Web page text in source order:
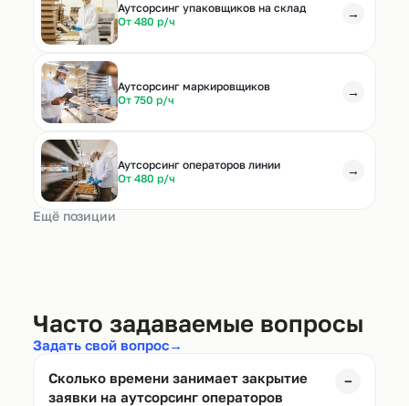
Аутсорсинг упаковщиков на склад
От 480 р/ч
→
Аутсорсинг маркировщиков
От 750 р/ч
→
Аутсорсинг операторов линии
От 480 р/ч
→
Ещё позиции
Часто задаваемые вопросы
Задать свой вопрос→
Сколько времени занимает закрытие
заявки на аутсорсинг операторов
−